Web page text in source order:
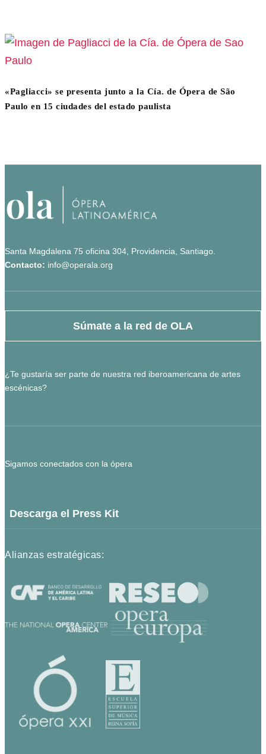
«Pagliacci» se presenta junto a la Cía. de Ópera de São
Paulo en 15 ciudades del estado paulista
Santa Magdalena 75 oficina 304, Providencia, Santiago.
Contacto: info@operala.org
Súmate a la red de OLA
¿Te gustaría ser parte de nuestra red iberoamericana de artes
escénicas?
Sigamos conectados con la ópera
Descarga el Press Kit
Alianzas estratégicas: